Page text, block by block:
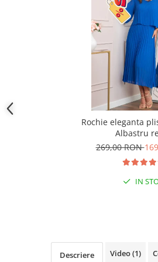
Rochie eleganta
Albastru
269,00 RON
IN
Descriere Video(1)